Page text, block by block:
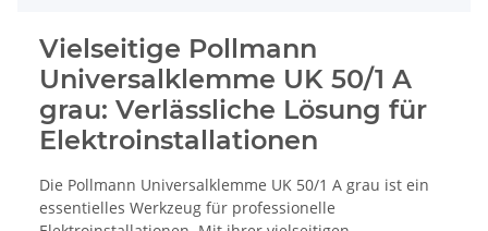
Vielseitige Pollmann
Universalklemme UK 50/1 A
grau: Verlässliche Lösung für
Elektroinstallationen
Die Pollmann Universalklemme UK 50/1 A grau ist ein
essentielles Werkzeug für professionelle